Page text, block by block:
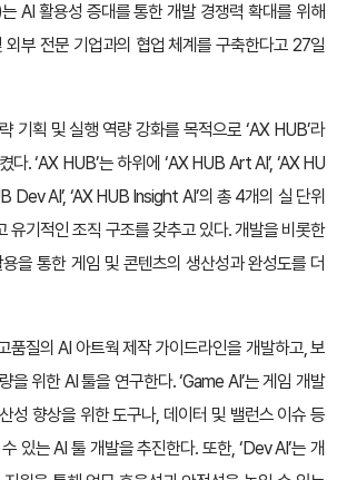
AI 활용성 증대를 통한 개발 경쟁력 확대를 위해
외부 전문 기업과의 협업 체계를 구축한다고 27일
기획 및 실행 역량 강화를 목적으로 ‘AX HUB’라
다. ‘AX HUB’는 하위에 ‘AX HUB Art AI’, ‘AX HU
Dev AI’, ‘AX HUB Insight AI’의 총 4개의 실 단위
유기적인 조직 구조를 갖추고 있다. 개발을 비롯한
을 통한 게임 및 콘텐츠의 생산성과 완성도를 더
품질의 AI 아트웍 제작 가이드라인을 개발하고, 보
을 위한 AI 툴을 연구한다. ‘Game AI’는 게임 개발
성 향상을 위한 도구나, 데이터 및 밸런스 이슈 등
있는 AI 툴 개발을 추진한다. 또한, ‘Dev AI’는 개